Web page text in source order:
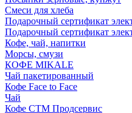
Смеси для хлеба
Подарочный сертификат
Подарочный сертификат
Кофе, чай, напитки
Морсы, смузи
КОФЕ MIKALE
Чай пакетированный
Кофе Face to Face
Чай
Кофе СТМ Продсервис